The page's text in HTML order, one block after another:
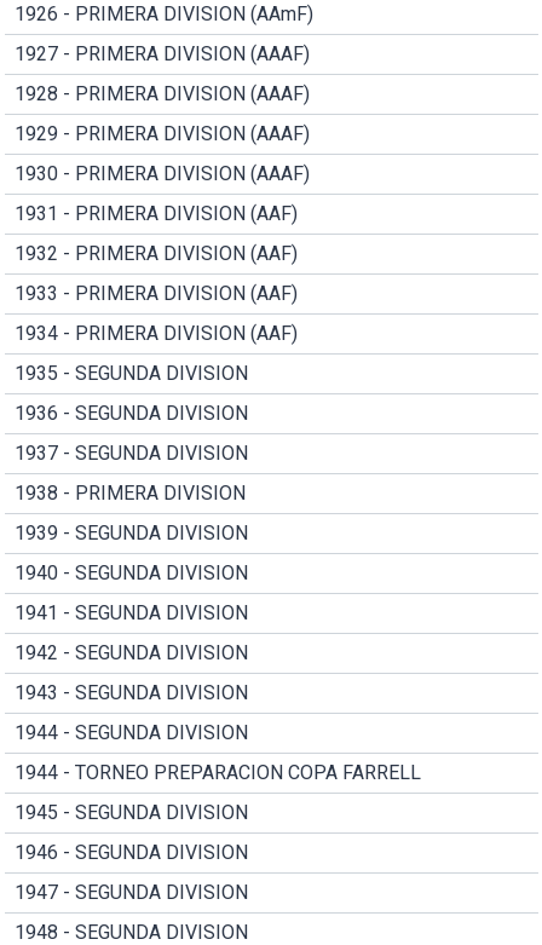
1926 - PRIMERA DIVISION (AAmF)
1927 - PRIMERA DIVISION (AAAF)
1928 - PRIMERA DIVISION (AAAF)
1929 - PRIMERA DIVISION (AAAF)
1930 - PRIMERA DIVISION (AAAF)
1931 - PRIMERA DIVISION (AAF)
1932 - PRIMERA DIVISION (AAF)
1933 - PRIMERA DIVISION (AAF)
1934 - PRIMERA DIVISION (AAF)
1935 - SEGUNDA DIVISION
1936 - SEGUNDA DIVISION
1937 - SEGUNDA DIVISION
1938 - PRIMERA DIVISION
1939 - SEGUNDA DIVISION
1940 - SEGUNDA DIVISION
1941 - SEGUNDA DIVISION
1942 - SEGUNDA DIVISION
1943 - SEGUNDA DIVISION
1944 - SEGUNDA DIVISION
1944 - TORNEO PREPARACION COPA FARRELL
1945 - SEGUNDA DIVISION
1946 - SEGUNDA DIVISION
1947 - SEGUNDA DIVISION
1948 - SEGUNDA DIVISION